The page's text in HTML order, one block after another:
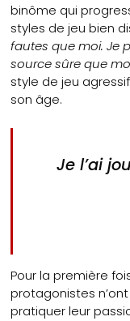
binôme qui
styles de jeu bien
fautes que moi. Je
source sûre que
style de jeu
son âge.
Je l’ai
Pour la première
protagonistes
pratiquer leur